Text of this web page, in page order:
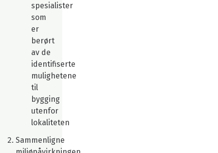
spesialister
som
er
berørt
av de
identifiserte
mulighetene
til
bygging
utenfor
lokaliteten
Sammenligne